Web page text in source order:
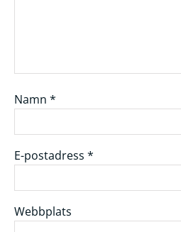
Namn *
E-postadress *
Webbplats